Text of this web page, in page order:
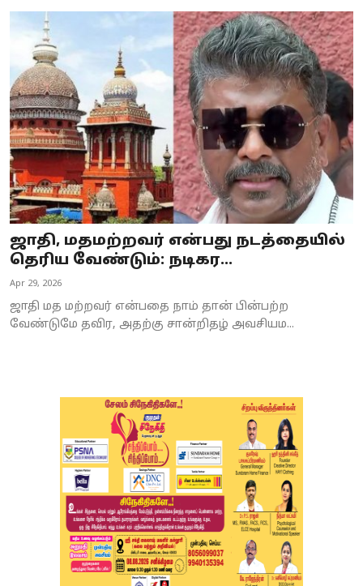
Special Story
Business
Crime
Tamilnadu
National
World
Astrology
Spirituality
Weather
ஜாதி, மதமற்றவர் என்பது நடத்தையில்
தெரிய வேண்டும்: நடிகர...
Apr 29, 2026
ஜாதி மத மற்றவர் என்பதை நாம் தான் பின்பற்ற
வேண்டுமே தவிர, அதற்கு சான்றிதழ் அவசியம...